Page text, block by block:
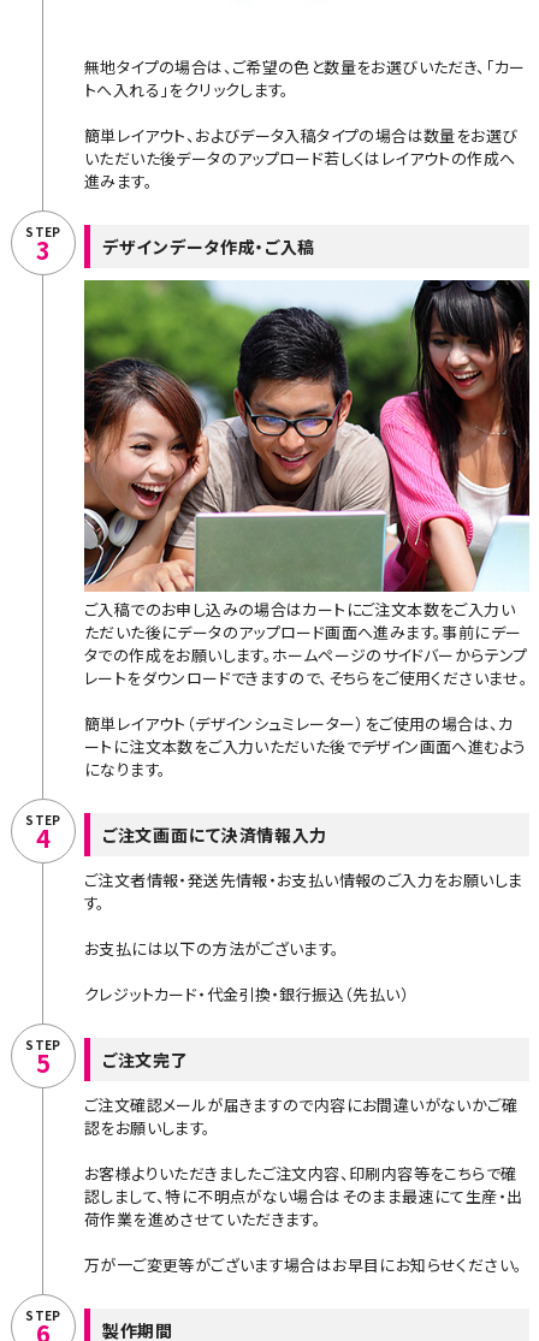
無地タイプの場合は、ご希望の色と数量をお選びいただき、「カー
トへ入れる」をクリックします。
簡単レイアウト、およびデータ入稿タイプの場合は数量をお選び
いただいた後データのアップロード若しくはレイアウトの作成へ
進みます。
STEP
3 デザインデータ作成・ご入稿
ご入稿でのお申し込みの場合はカートにご注文本数をご入力い
ただいた後にデータのアップロード画面へ進みます。事前にデー
タでの作成をお願いします。ホームページのサイドバーからテンプ
レートをダウンロードできますので、そちらをご使用くださいませ。
簡単レイアウト（デザインシュミレーター）をご使用の場合は、カ
ートに注文本数をご入力いただいた後でデザイン画面へ進むよう
になります。
STEP
4 ご注文画面にて決済情報入力
ご注文者情報・発送先情報・お支払い情報のご入力をお願いしま
す。
お支払には以下の方法がございます。
クレジットカード・代金引換・銀行振込（先払い）
STEP
5 ご注文完了
ご注文確認メールが届きますので内容にお間違いがないかご確
認をお願いします。
お客様よりいただきましたご注文内容、印刷内容等をこちらで確
認しまして、特に不明点がない場合はそのまま最速にて生産・出
荷作業を進めさせていただきます。
万が一ご変更等がございます場合はお早目にお知らせください。
STEP
6 製作期間